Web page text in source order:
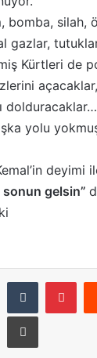
bomba, silah,
gazlar,
Kürtleri de
yolu
deyimi
sonun gelsin”